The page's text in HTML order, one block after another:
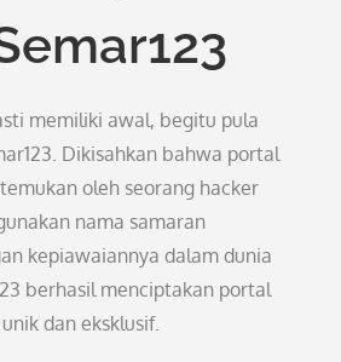
memiliki awal, begitu pula
Dikisahkan bahwa portal
oleh seorang hacker
nama samaran
kepiawaiannya dalam dunia
berhasil menciptakan portal
dan eksklusif.